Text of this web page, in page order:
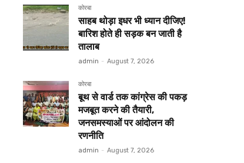
कोरबा
साहब थोड़ा इधर भी ध्यान दीजिए!
बारिश होते ही सड़क बन जाती है
तालाब
admin - August 7, 2026
कोरबा
बूथ से वार्ड तक कांग्रेस की पकड़
मजबूत करने की तैयारी,
जनसमस्याओं पर आंदोलन की
रणनीति
admin - August 7, 2026